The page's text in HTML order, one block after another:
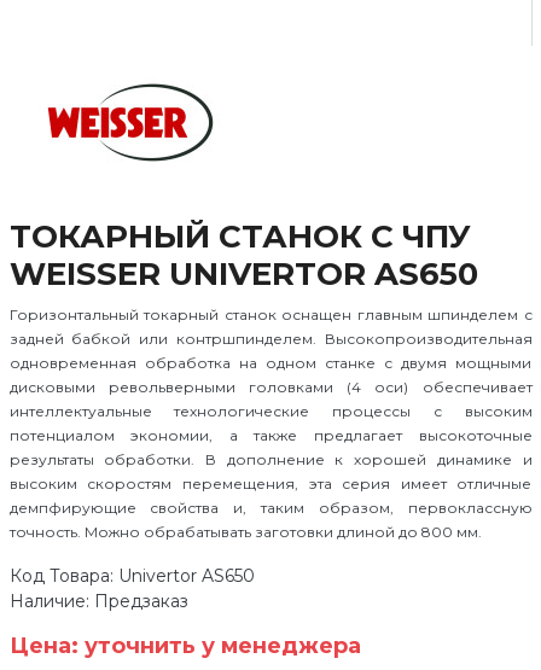
ТОКАРНЫЙ СТАНОК С ЧПУ
WEISSER UNIVERTOR AS650
Горизонтальный токарный станок оснащен главным шпинделем с
задней бабкой или контршпинделем. Высокопроизводительная
одновременная обработка на одном станке с двумя мощными
дисковыми револьверными головками (4 оси) обеспечивает
интеллектуальные технологические процессы с высоким
потенциалом экономии, а также предлагает высокоточные
результаты обработки. В дополнение к хорошей динамике и
высоким скоростям перемещения, эта серия имеет отличные
демпфирующие свойства и, таким образом, первоклассную
точность. Можно обрабатывать заготовки длиной до 800 мм.
Код Товара: Univertor AS650
Наличие: Предзаказ
Цена: уточнить у менеджера